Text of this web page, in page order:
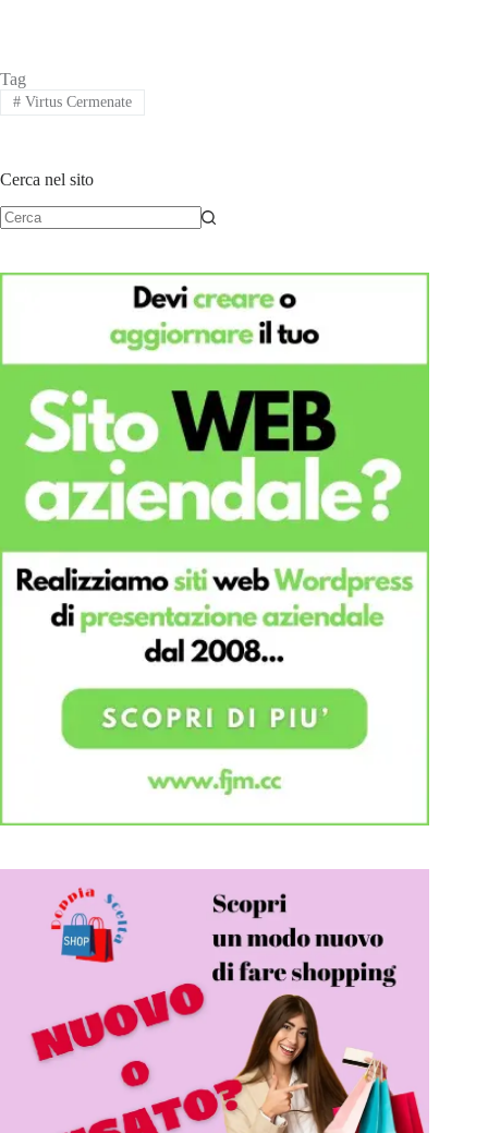
Tag
#Virtus Cermenate
Cerca nel sito